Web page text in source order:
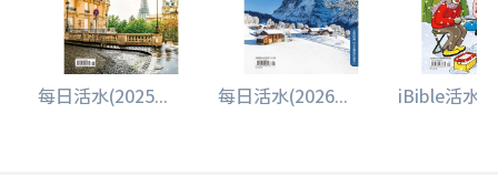
每日活水(2025... 每日活水(2026... iBible活水